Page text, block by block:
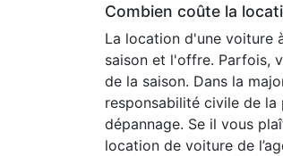
Combien coûte la
La location d'une voiture
saison et l'offre. Parfois,
de la saison. Dans la
responsabilité civile de
dépannage. Se il vous
location de voiture de